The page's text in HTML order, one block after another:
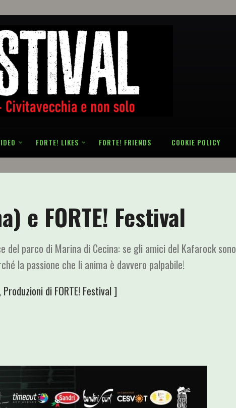
FORTE! LIKES FORTE! FRIENDS COOKIE POLICY
e FORTE! Festival
parco di Marina di Cecina: se gli amici del Kafarock sono
la passione che li anima è davvero palpabile!
, Produzioni di FORTE! Festival]